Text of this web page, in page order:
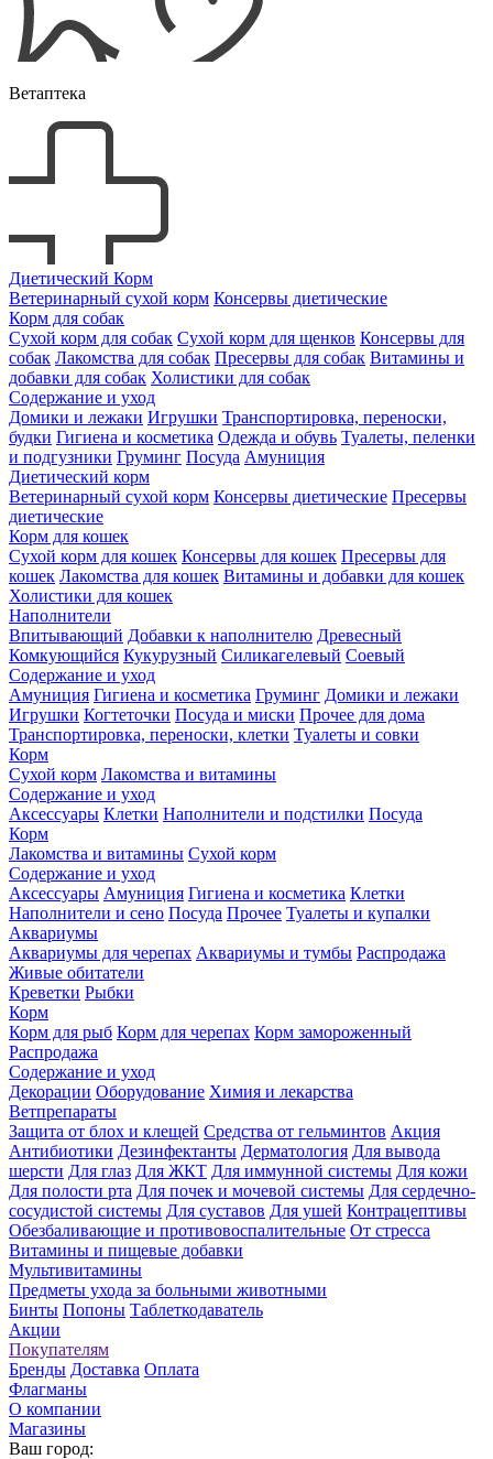
Ветаптека
Диетический Корм
Ветеринарный сухой корм Консервы диетические
Корм для собак
Сухой корм для собак Сухой корм для щенков Консервы для
собак Лакомства для собак Пресервы для собак Витамины и
добавки для собак Холистики для собак
Содержание и уход
Домики и лежаки Игрушки Транспортировка, переноски,
будки Гигиена и косметика Одежда и обувь Туалеты, пеленки
и подгузники Груминг Посуда Амуниция
Диетический корм
Ветеринарный сухой корм Консервы диетические Пресервы
диетические
Корм для кошек
Сухой корм для кошек Консервы для кошек Пресервы для
кошек Лакомства для кошек Витамины и добавки для кошек
Холистики для кошек
Наполнители
Впитывающий Добавки к наполнителю Древесный
Комкующийся Кукурузный Силикагелевый Соевый
Содержание и уход
Амуниция Гигиена и косметика Груминг Домики и лежаки
Игрушки Когтеточки Посуда и миски Прочее для дома
Транспортировка, переноски, клетки Туалеты и совки
Корм
Сухой корм Лакомства и витамины
Содержание и уход
Аксессуары Клетки Наполнители и подстилки Посуда
Корм
Лакомства и витамины Сухой корм
Содержание и уход
Аксессуары Амуниция Гигиена и косметика Клетки
Наполнители и сено Посуда Прочее Туалеты и купалки
Аквариумы
Аквариумы для черепах Аквариумы и тумбы Распродажа
Живые обитатели
Креветки Рыбки
Корм
Корм для рыб Корм для черепах Корм замороженный
Распродажа
Содержание и уход
Декорации Оборудование Химия и лекарства
Ветпрепараты
Защита от блох и клещей Средства от гельминтов Акция
Антибиотики Дезинфектанты Дерматология Для вывода
шерсти Для глаз Для ЖКТ Для иммунной системы Для кожи
Для полости рта Для почек и мочевой системы Для сердечно-
сосудистой системы Для суставов Для ушей Контрацептивы
Обезбаливающие и противовоспалительные От стресса
Витамины и пищевые добавки
Мультивитамины
Предметы ухода за больными животными
Бинты Попоны Таблеткодаватель
Акции
Покупателям
Бренды Доставка Оплата
Флагманы
О компании
Магазины
Ваш город: